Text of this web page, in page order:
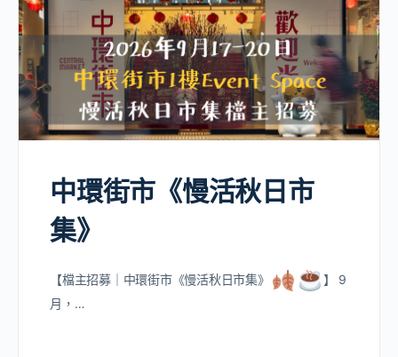
中環街市《慢活秋日市
集》
【檔主招募｜中環街市《慢活秋日市集》
】 9
月，…